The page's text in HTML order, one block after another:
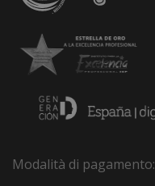
Modalità di pagamento: